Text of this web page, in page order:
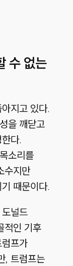
수 없는
지고 있다.
을 깨닫고
다.
소리를
수지만
때문이다.
널드
적인 기후
프가
, 트럼프는